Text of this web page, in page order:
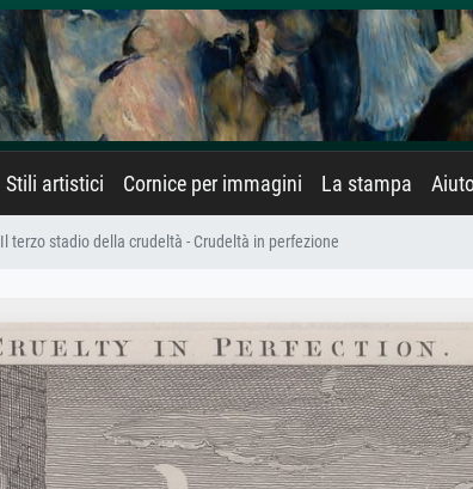
Stili artistici Cornice per immagini La stampa
Il terzo stadio della crudeltà - Crudeltà in perfezione